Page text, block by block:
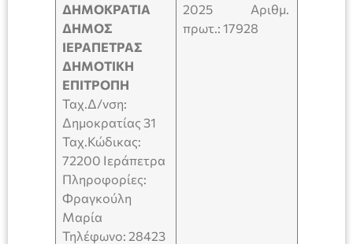
ΔΗΜΟΚΡΑΤΙΑ
ΔΗΜΟΣ
ΙΕΡΑΠΕΤΡΑΣ
ΔΗΜΟΤΙΚΗ
ΕΠΙΤΡΟΠΗ
Ταχ.Δ/νση:
Δημοκρατίας 31
Ταχ.Κώδικας:
72200 Ιεράπετρα
Πληροφορίες:
Φραγκούλη
Μαρία
Τηλέφωνο: 28423
2025 Αριθμ.
πρωτ.: 17928